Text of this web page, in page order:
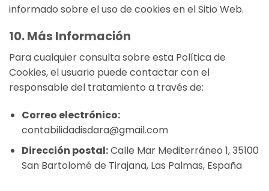
informado sobre el uso de cookies en el Sitio Web.
10. Más Información
Para cualquier consulta sobre esta Política de
Cookies, el usuario puede contactar con el
responsable del tratamiento a través de:
Correo electrónico:
contabilidadisdara@gmail.com
Dirección postal:Calle Mar Mediterráneo 1, 35100
San Bartolomé de Tirajana, Las Palmas, España